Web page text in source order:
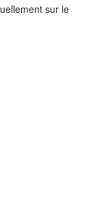
sur le